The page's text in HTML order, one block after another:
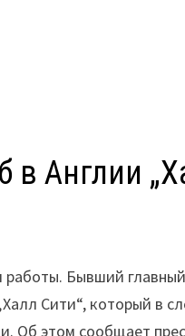
Англии
Бывший
Сити“, который в
Об этом сообщает